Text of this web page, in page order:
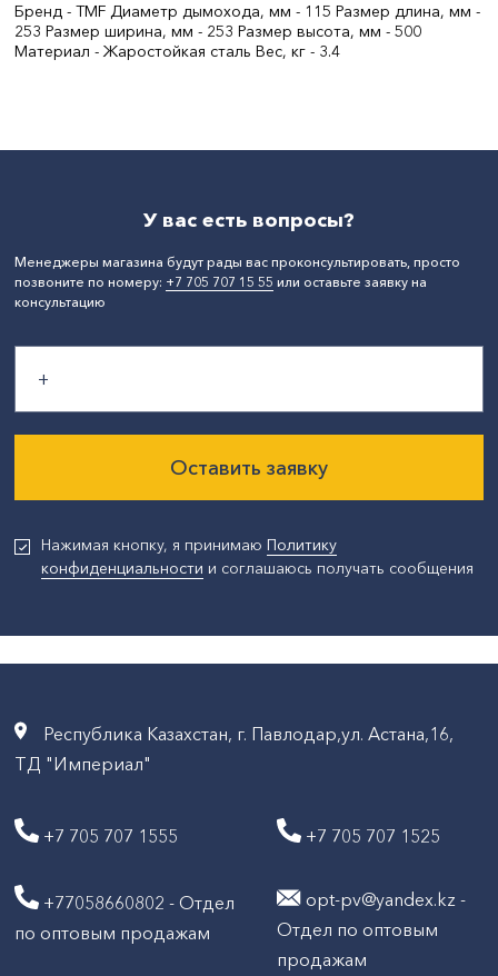
Бренд - TMF Диаметр дымохода, мм - 115 Размер длина, мм -
253 Размер ширина, мм - 253 Размер высота, мм - 500
Материал - Жаростойкая сталь Вес, кг - 3.4
Вес, кг:
3.4
У вас есть вопросы?
Менеджеры магазина будут рады вас проконсультировать, просто
позвоните по номеру: +7 705 707 15 55 или оставьте заявку на
консультацию
Оставить заявку
Нажимая кнопку, я принимаю Политику
конфиденциальности и соглашаюсь получать сообщения
Республика Казахстан, г. Павлодар,ул. Астана,16,
ТД "Империал"
+7 705 707 1555 +7 705 707 1525
+77058660802 - Отдел
по оптовым продажам
opt-pv@yandex.kz -
Отдел по оптовым
продажам